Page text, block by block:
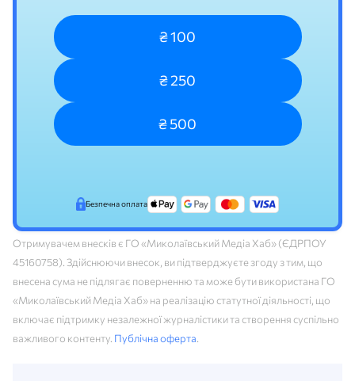
₴ 100
₴ 250
₴ 500
Безпечна оплата
Отримувачем внесків є ГО «Миколаївський Медіа Хаб» (ЄДРПОУ
45160758). Здійснюючи внесок, ви підтверджуєте згоду з тим, що
внесена сума не підлягає поверненню та може бути використана ГО
«Миколаївський Медіа Хаб» на реалізацію статутної діяльності, що
включає підтримку незалежної журналістики та створення суспільно
важливого контенту. Публічна оферта.